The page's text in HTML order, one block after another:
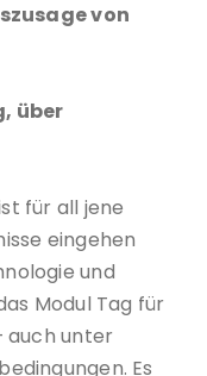
von
über
für all jene
eingehen
und
Modul Tag für
auch unter
Es